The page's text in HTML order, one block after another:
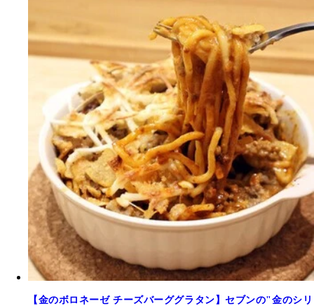
【金のボロネーゼ チーズバーググラタン】セブンの"金のシリ